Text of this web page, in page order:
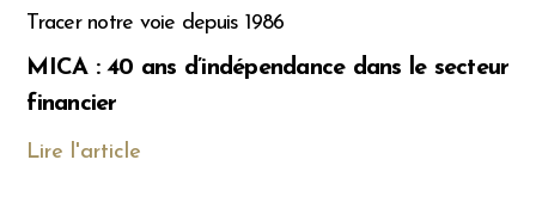
Tracer notre voie depuis 1986
MICA : 40 ans d’indépendance dans le secteur
financier
Lire l'article